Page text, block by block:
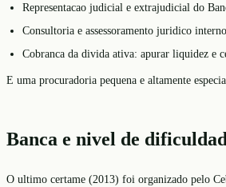
Representacao judicial e extrajudicial do
Consultoria e assessoramento juridico
Cobranca da divida ativa: apurar liquidez e
E uma procuradoria pequena e altamente
Banca e nivel de
O ultimo certame (2013) foi organizado pelo